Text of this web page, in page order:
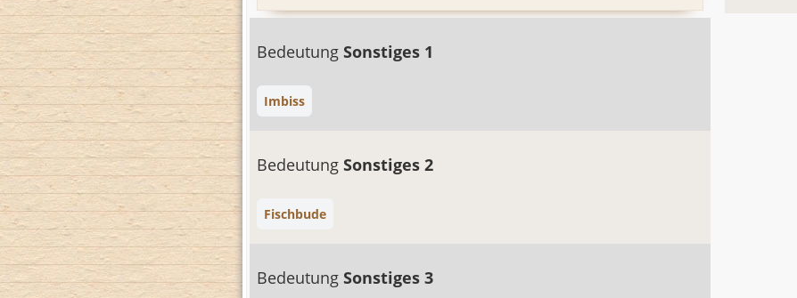
Bedeutung Sonstiges 1
Imbiss
Bedeutung Sonstiges 2
Fischbude
Bedeutung Sonstiges 3